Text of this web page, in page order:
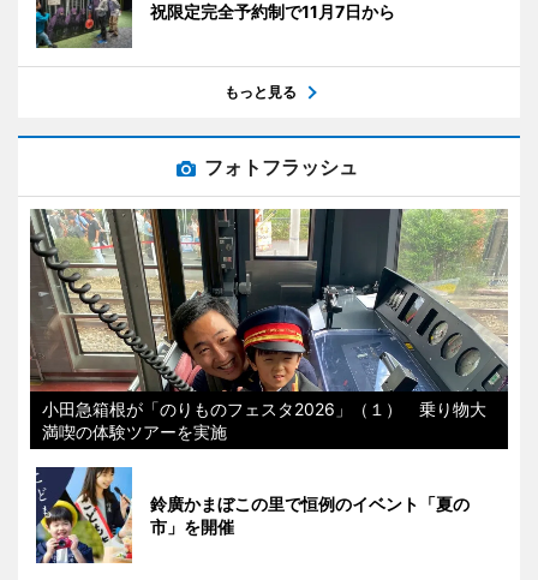
祝限定完全予約制で11月7日から
もっと見る
フォトフラッシュ
小田急箱根が「のりものフェスタ2026」（１） 乗り物大
満喫の体験ツアーを実施
鈴廣かまぼこの里で恒例のイベント「夏の
市」を開催